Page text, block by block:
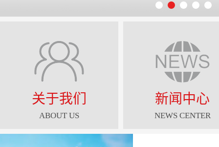
关于我们
ABOUT US
新闻中心
NEWS CENTER